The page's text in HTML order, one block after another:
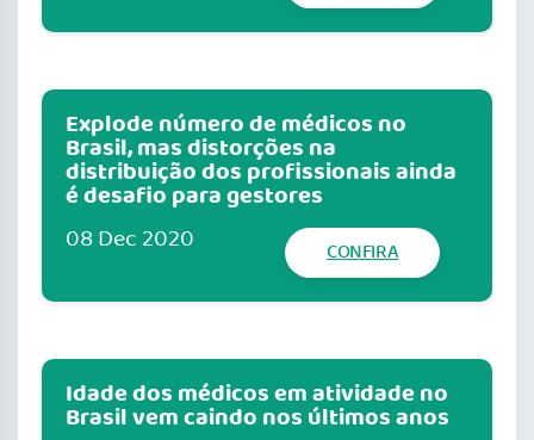
Explode número de médicos no
Brasil, mas distorções na
distribuição dos profissionais ainda
é desafio para gestores
08 Dec 2020 CONFIRA
Idade dos médicos em atividade no
Brasil vem caindo nos últimos anos